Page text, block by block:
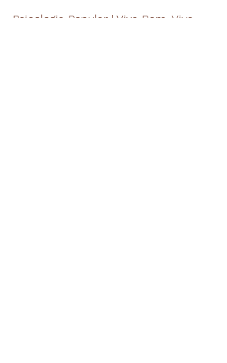
Psicologia Popular | Viva Bem, Viva